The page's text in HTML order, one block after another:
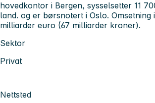
hovedkontor i Bergen, sysselsetter 11
land. og er børsnotert i Oslo. Omsetning
milliarder euro (67 milliarder kroner).
Sektor
Privat
Nettsted